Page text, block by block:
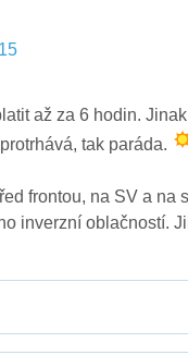
až za 6 hodin.
tak paráda.
frontou, na SV a na
inverzní oblačností.